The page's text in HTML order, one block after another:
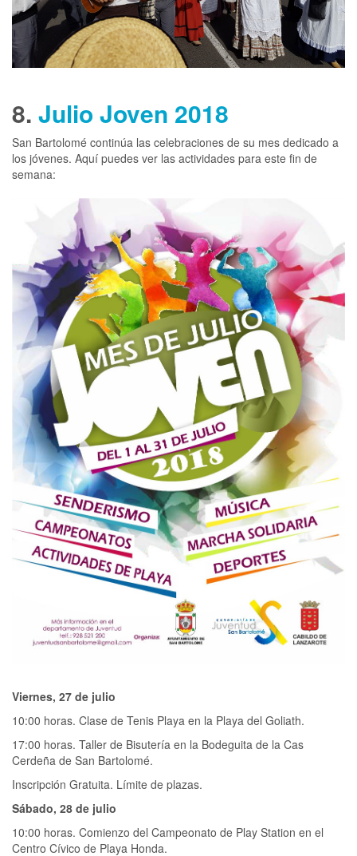
8. Julio Joven 2018
San Bartolomé continúa las celebraciones de su mes dedicado a
los jóvenes. Aquí puedes ver las actividades para este fin de
semana:
Viernes, 27 de julio
10:00 horas. Clase de Tenis Playa en la Playa del Goliath.
17:00 horas. Taller de Bisutería en la Bodeguita de la Cas
Cerdeña de San Bartolomé.
Inscripción Gratuita. Límite de plazas.
Sábado, 28 de julio
10:00 horas. Comienzo del Campeonato de Play Station en el
Centro Cívico de Playa Honda.